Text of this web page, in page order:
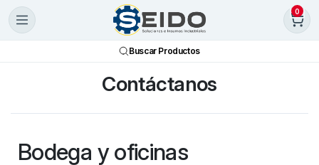
0
Buscar Productos
Contáctanos
Bodega y oficinas